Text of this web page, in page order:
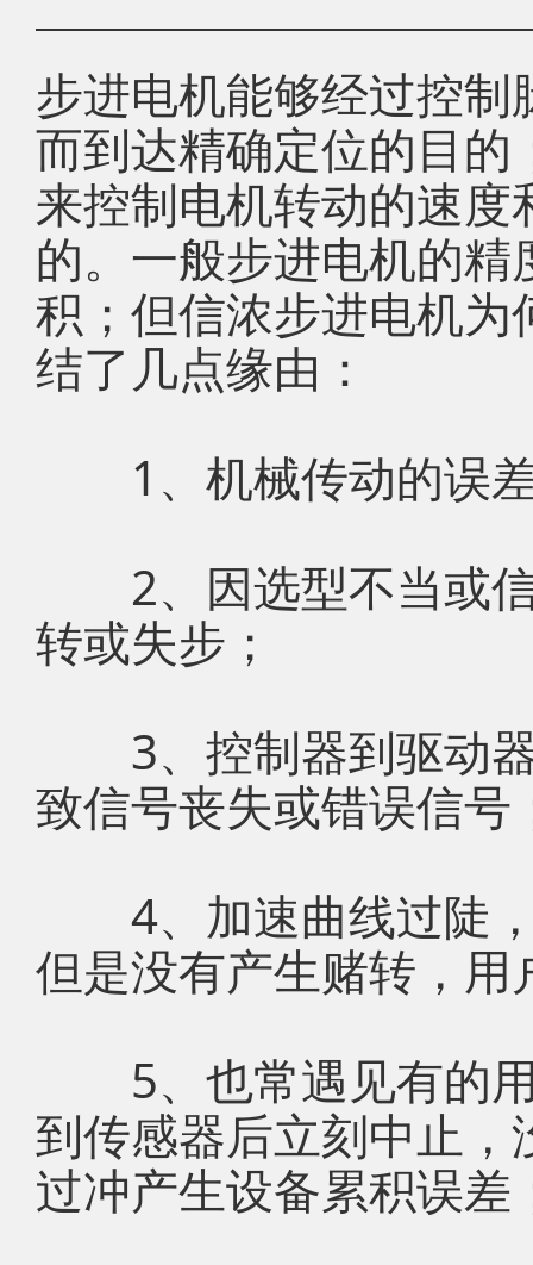
步进电机能够经过控
而到达精确定位的目
来控制电机转动的速
的。一般步进电机的
积；但信浓步进电机
结了几点缘由：
1、机械传动的误差
2、因选型不当或信
转或失步；
3、控制器到驱动器
致信号丧失或错误信号
4、加速曲线过陡，
但是没有产生赌转，
5、也常遇见有的用
到传感器后立刻中止
过冲产生设备累积误差